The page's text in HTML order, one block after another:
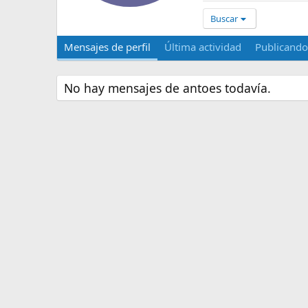
Buscar
Mensajes de perfil Última actividad Publicando
No hay mensajes de antoes todavía.